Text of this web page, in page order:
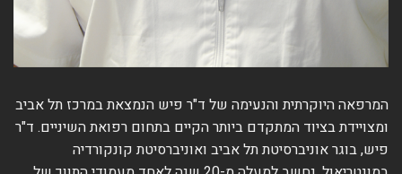
המרפאה היוקרתית והנעימה של ד"ר פיש הנמצאת במרכז תל אביב
ומצויידת בציוד המתקדם ביותר הקיים בתחום רפואת השיניים. ד"ר
פיש, בוגר אוניברסיטת תל אביב ואוניברסיטת קונקורדיה